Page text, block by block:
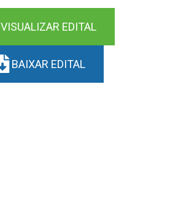
VISUALIZAR EDITAL
BAIXAR EDITAL